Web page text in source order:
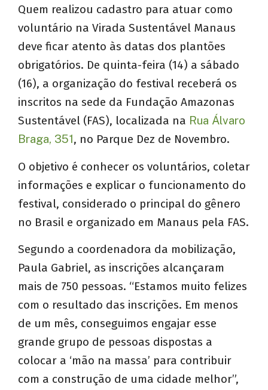
Quem realizou cadastro para atuar como
voluntário na Virada Sustentável Manaus
deve ficar atento às datas dos plantões
obrigatórios. De quinta-feira (14) a sábado
(16), a organização do festival receberá os
inscritos na sede da Fundação Amazonas
Sustentável (FAS), localizada na Rua Álvaro
Braga, 351, no Parque Dez de Novembro.
O objetivo é conhecer os voluntários, coletar
informações e explicar o funcionamento do
festival, considerado o principal do gênero
no Brasil e organizado em Manaus pela FAS.
Segundo a coordenadora da mobilização,
Paula Gabriel, as inscrições alcançaram
mais de 750 pessoas. “Estamos muito felizes
com o resultado das inscrições. Em menos
de um mês, conseguimos engajar esse
grande grupo de pessoas dispostas a
colocar a ‘mão na massa’ para contribuir
com a construção de uma cidade melhor”,